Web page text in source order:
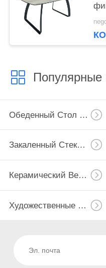
Популярные
Обеденный Стол Расширения
Закаленный Стеклянный Обеденный Стол
Керамический Верхний Обеденный Стол
Художественные Журнальные Столы